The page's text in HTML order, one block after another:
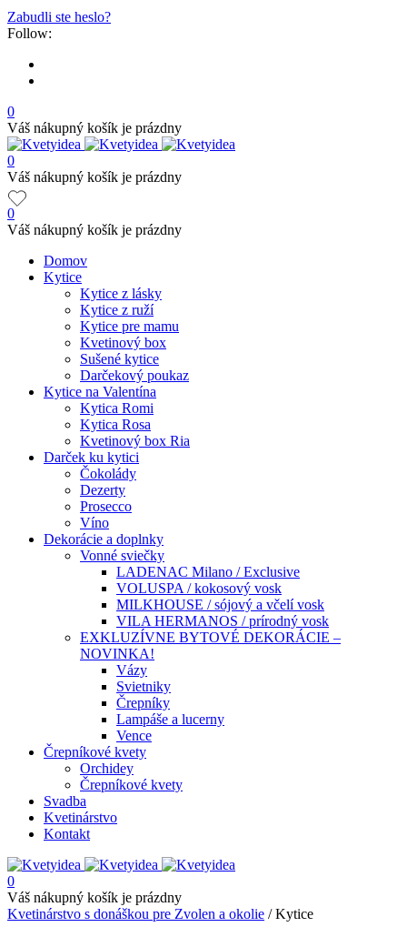
Zabudli ste heslo?
Follow:
0
Váš nákupný košík je prázdny
0
Váš nákupný košík je prázdny
0
Váš nákupný košík je prázdny
Domov
Kytice
Kytice z lásky
Kytice z ruží
Kytice pre mamu
Kvetinový box
Sušené kytice
Darčekový poukaz
Kytice na Valentína
Kytica Romi
Kytica Rosa
Kvetinový box Ria
Darček ku kytici
Čokolády
Dezerty
Prosecco
Víno
Dekorácie a doplnky
Vonné sviečky
LADENAC Milano / Exclusive
VOLUSPA / kokosový vosk
MILKHOUSE / sójový a včelí vosk
VILA HERMANOS / prírodný vosk
EXKLUZÍVNE BYTOVÉ DEKORÁCIE –
NOVINKA!
Vázy
Svietniky
Črepníky
Lampáše a lucerny
Vence
Črepníkové kvety
Orchidey
Črepníkové kvety
Svadba
Kvetinárstvo
Kontakt
0
Váš nákupný košík je prázdny
Kvetinárstvo s donáškou pre Zvolen a okolie / Kytice